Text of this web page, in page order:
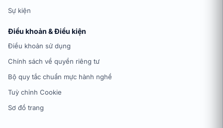
Sự kiện
Điều khoản & Điều kiện
Điều khoản sử dụng
Chính sách về quyền riêng tư
Bộ quy tắc chuẩn mực hành nghề
Tuỳ chỉnh Cookie
Sơ đồ trang